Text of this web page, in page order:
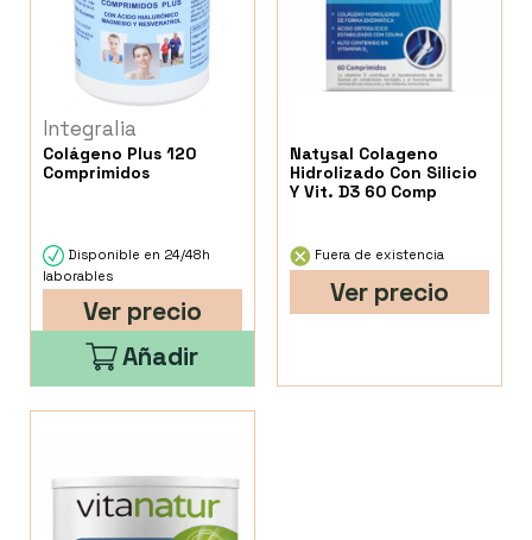
Integralia
Colágeno Plus 120
Comprimidos
Disponible en 24/48h
laborables
Ver precio
Añadir
Natysal Colageno
Hidrolizado Con Silicio
Y Vit. D3 60 Comp
Fuera de existencia
Ver precio